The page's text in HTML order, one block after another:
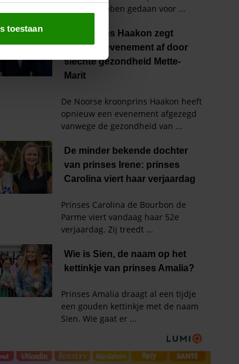
bieden en om ons
voor social
die u aan ze heeft
onze cookies als u
toestaan